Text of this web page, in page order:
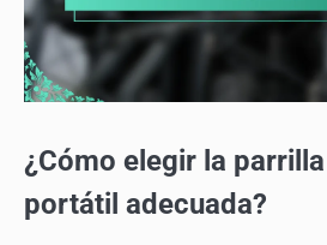
¿Cómo elegir la
portátil adecuada?